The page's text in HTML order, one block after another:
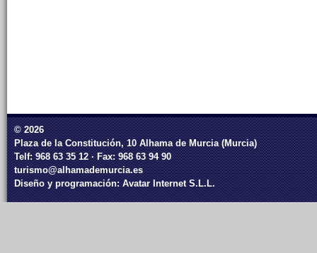
© 2026
Plaza de la Constitución, 10 Alhama de Murcia (Murcia)
Telf: 968 63 35 12 · Fax: 968 63 94 90
turismo@alhamademurcia.es
Diseño y programación:Avatar Internet S.L.L.